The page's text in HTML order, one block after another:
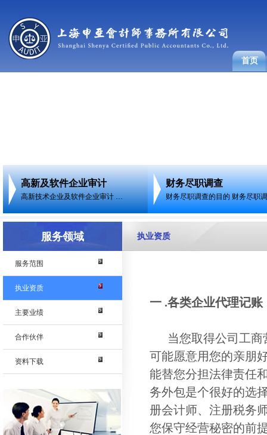
首页
高新及软件企业审计
高新技术企业及软件企业审计 …
财务尽职调查
财务尽职调查的目的 财务尽职
服务领域
服务范围
执业资质
主要业绩
合作伙伴
资料下载
执业资质
一 .各类企业代理记账
当您取得公司工商
可能愿意用您的亲朋
能替您分担法律责任
务外包是个很好的选
册会计师、注册税务
您保守经营秘密的前